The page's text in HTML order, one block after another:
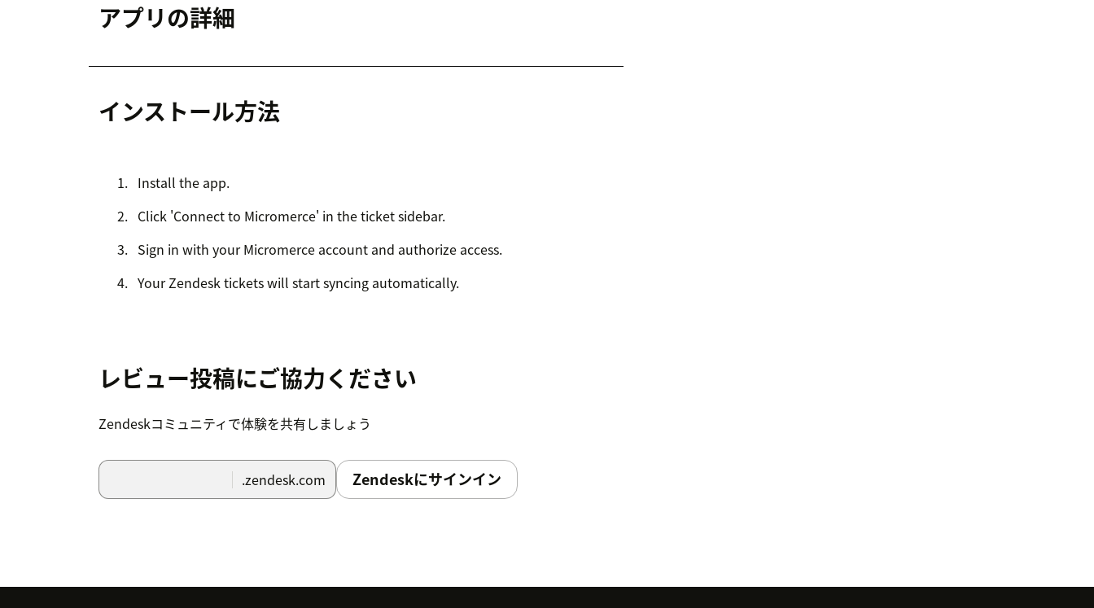
アプリの詳細
インストール方法
Install the app.
Click 'Connect to Micromerce' in the ticket sidebar.
Sign in with your Micromerce account and authorize access.
Your Zendesk tickets will start syncing automatically.
レビュー投稿にご協力ください
Zendeskコミュニティで体験を共有しましょう
.zendesk.com Zendeskにサインイン